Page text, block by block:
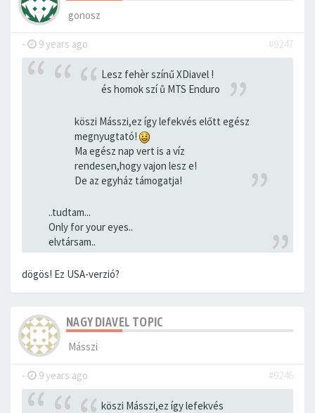
gonosz
- 9 years ago #9247
Lesz fehèr színű XDiavel !
és homok szí ů MTS Enduro
köszi Másszi,ez így lefekvés előtt egész
megnyugtató!
Ma egész nap vert is a víz
rendesen,hogy vajon lesz e!
De az egyház támogatja!
..tudtam...
Only for your eyes..
elvtársam..
dögös! Ez USA-verzió?
NAGY DIAVEL TOPIC
Másszi
- 9 years ago #9246
köszi Másszi,ez így lefekvés